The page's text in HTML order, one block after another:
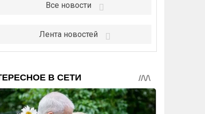
Все новости
Лента новостей